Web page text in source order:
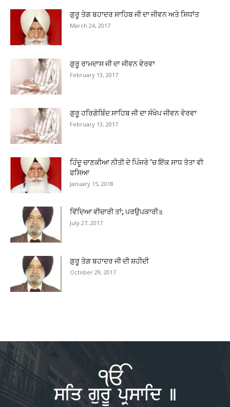
ਗੁਰੂ ਤੇਗ ਬਹਾਦਰ ਸਾਹਿਬ ਜੀ ਦਾ ਜੀਵਨ ਅਤੇ ਸਿਧਾਂਤ
March 24, 2017
ਗੁਰੂ ਰਾਮਦਾਸ ਜੀ ਦਾ ਜੀਵਨ ਵੇਰਵਾ
February 13, 2017
ਗੁਰੂ ਹਰਿਗੋਬਿੰਦ ਸਾਹਿਬ ਜੀ ਦਾ ਸੰਖੇਪ ਜੀਵਨ ਵੇਰਵਾ
February 13, 2017
ਹਿੰਦੂ ਚਾਣਕੀਆ ਨੀਤੀ ਦੇ ਪਿੰਜਰੇ ‘ਚ ਇੱਕ ਸਾਧ ਤੋਤਾ ਵੀ
ਫਸਿਆ
January 15, 2018
ਵਿੱਦਿਆ ਵੀਚਾਰੀ ਤਾਂ; ਪਰਉਪਕਾਰੀ॥
July 27, 2017
ਗੁਰੂ ਤੇਗ ਬਹਾਦਰ ਜੀ ਦੀ ਸ਼ਹੀਦੀ
October 29, 2017